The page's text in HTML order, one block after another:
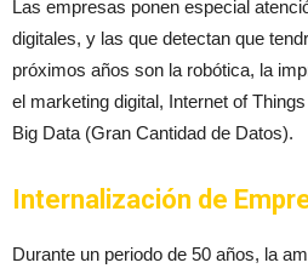
Las empresas ponen especial
digitales, y las que detectan que
próximos años son la robótica, la
el marketing digital, Internet of
Big Data (Gran Cantidad de Datos).
Internalización de
Durante un periodo de 50 años, la